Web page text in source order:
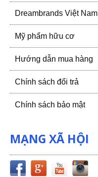
Dreambrands Việt Nam
Mỹ phẩm hữu cơ
Hướng dẫn mua hàng
Chính sách đổi trả
Chính sách bảo mật
MẠNG XÃ HỘI